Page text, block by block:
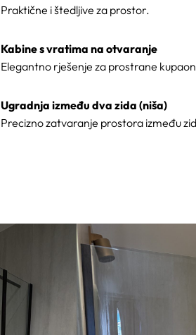
Praktične i štedljive za prostor.
Kabine s vratima na otvaranje
Elegantno rješenje za prostrane
Ugradnja između dva zida (niša)
Precizno zatvaranje prostora između